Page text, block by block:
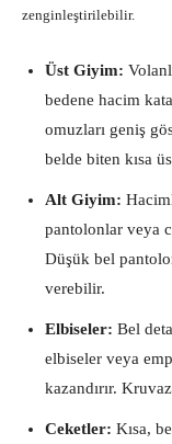
zenginleştirilebilir.
Üst Giyim:
bedene hacim
omuzları geniş
belde biten kısa
Alt Giyim:
pantolonlar veya
Düşük bel
verebilir.
Elbiseler: Bel
elbiseler veya
kazandırır.
Ceketler: Kısa,